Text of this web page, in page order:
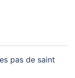
pas de saint